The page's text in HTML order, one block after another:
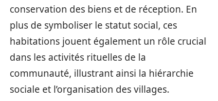
conservation des biens et de réception. En
plus de symboliser le statut social, ces
habitations jouent également un rôle crucial
dans les activités rituelles de la
communauté, illustrant ainsi la hiérarchie
sociale et l’organisation des villages.